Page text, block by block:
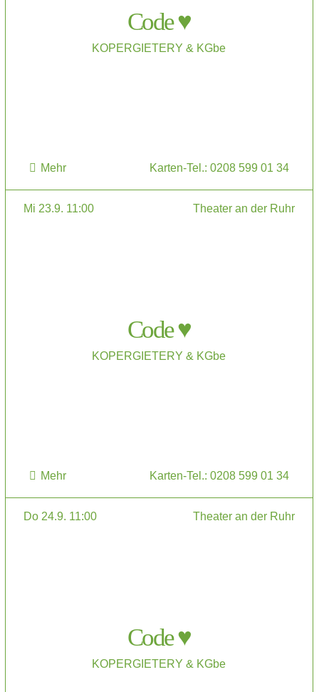
Code ♥
KOPERGIETERY & KGbe
Mehr Karten-Tel.: 0208 599 01 34
Mi 23.9. 11:00 Theater an der Ruhr
Code ♥
KOPERGIETERY & KGbe
Mehr Karten-Tel.: 0208 599 01 34
Do 24.9. 11:00 Theater an der Ruhr
Code ♥
KOPERGIETERY & KGbe